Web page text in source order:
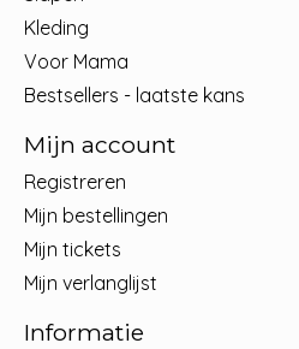
Kleding
Voor Mama
Bestsellers - laatste kans
Mijn account
Registreren
Mijn bestellingen
Mijn tickets
Mijn verlanglijst
Informatie